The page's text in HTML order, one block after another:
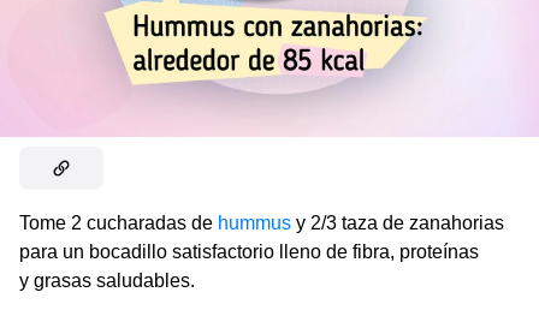
Tome 2 cucharadas de hummus y 2/3 taza de zanahorias
para un bocadillo satisfactorio lleno de fibra, proteínas
y grasas saludables.